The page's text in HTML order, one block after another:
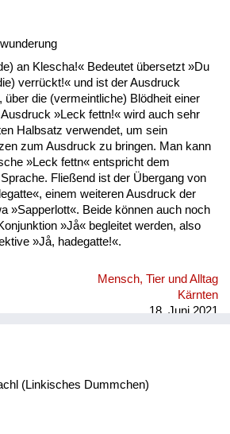
an Klescha!« Bedeutet übersetzt »Du
verrückt!« und ist der Ausdruck
über die (vermeintliche) Blödheit einer
»Leck fettn!« wird auch sehr
Halbsatz verwendet, um sein
zum Ausdruck zu bringen. Man kann
»Leck fettn« entspricht dem
Fließend ist der Übergang von
einem weiteren Ausdruck der
»Sapperlott«. Beide können auch noch
»Jå« begleitet werden, also
»Jå, hadegatte!«.
Mensch, Tier und Alltag
Kärnten
18. Juni 2021
(Linkisches Dummchen)